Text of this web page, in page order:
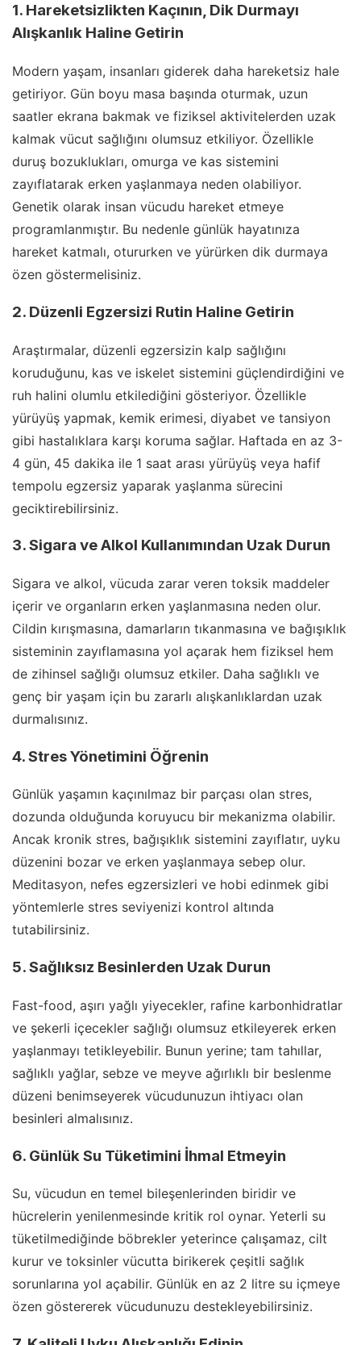
1. Hareketsizlikten Kaçının, Dik Durmayı
Alışkanlık Haline Getirin
Modern yaşam, insanları giderek daha hareketsiz hale
getiriyor. Gün boyu masa başında oturmak, uzun
saatler ekrana bakmak ve fiziksel aktivitelerden uzak
kalmak vücut sağlığını olumsuz etkiliyor. Özellikle
duruş bozuklukları, omurga ve kas sistemini
zayıflatarak erken yaşlanmaya neden olabiliyor.
Genetik olarak insan vücudu hareket etmeye
programlanmıştır. Bu nedenle günlük hayatınıza
hareket katmalı, otururken ve yürürken dik durmaya
özen göstermelisiniz.
2. Düzenli Egzersizi Rutin Haline Getirin
Araştırmalar, düzenli egzersizin kalp sağlığını
koruduğunu, kas ve iskelet sistemini güçlendirdiğini ve
ruh halini olumlu etkilediğini gösteriyor. Özellikle
yürüyüş yapmak, kemik erimesi, diyabet ve tansiyon
gibi hastalıklara karşı koruma sağlar. Haftada en az 3-
4 gün, 45 dakika ile 1 saat arası yürüyüş veya hafif
tempolu egzersiz yaparak yaşlanma sürecini
geciktirebilirsiniz.
3. Sigara ve Alkol Kullanımından Uzak Durun
Sigara ve alkol, vücuda zarar veren toksik maddeler
içerir ve organların erken yaşlanmasına neden olur.
Cildin kırışmasına, damarların tıkanmasına ve bağışıklık
sisteminin zayıflamasına yol açarak hem fiziksel hem
de zihinsel sağlığı olumsuz etkiler. Daha sağlıklı ve
genç bir yaşam için bu zararlı alışkanlıklardan uzak
durmalısınız.
4. Stres Yönetimini Öğrenin
Günlük yaşamın kaçınılmaz bir parçası olan stres,
dozunda olduğunda koruyucu bir mekanizma olabilir.
Ancak kronik stres, bağışıklık sistemini zayıflatır, uyku
düzenini bozar ve erken yaşlanmaya sebep olur.
Meditasyon, nefes egzersizleri ve hobi edinmek gibi
yöntemlerle stres seviyenizi kontrol altında
tutabilirsiniz.
5. Sağlıksız Besinlerden Uzak Durun
Fast-food, aşırı yağlı yiyecekler, rafine karbonhidratlar
ve şekerli içecekler sağlığı olumsuz etkileyerek erken
yaşlanmayı tetikleyebilir. Bunun yerine; tam tahıllar,
sağlıklı yağlar, sebze ve meyve ağırlıklı bir beslenme
düzeni benimseyerek vücudunuzun ihtiyacı olan
besinleri almalısınız.
6. Günlük Su Tüketimini İhmal Etmeyin
Su, vücudun en temel bileşenlerinden biridir ve
hücrelerin yenilenmesinde kritik rol oynar. Yeterli su
tüketilmediğinde böbrekler yeterince çalışamaz, cilt
kurur ve toksinler vücutta birikerek çeşitli sağlık
sorunlarına yol açabilir. Günlük en az 2 litre su içmeye
özen göstererek vücudunuzu destekleyebilirsiniz.